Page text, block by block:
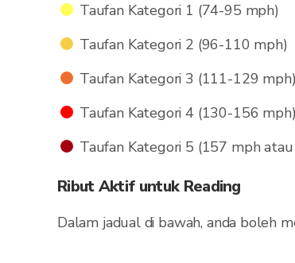
Taufan Kategori 1 (74-95 mph)
Taufan Kategori 2 (96-110 mph)
Taufan Kategori 3 (111-129 mph)
Taufan Kategori 4 (130-156 mph)
Taufan Kategori 5 (157 mph
Ribut Aktif untuk Reading
Dalam jadual di bawah, anda boleh